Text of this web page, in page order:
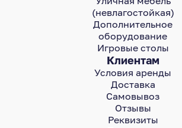
Клиентам
Условия аренды
Доставка
Самовывоз
Отзывы
Реквизиты
(невлагостойкая)
Дополнительное
оборудование
Игровые столы